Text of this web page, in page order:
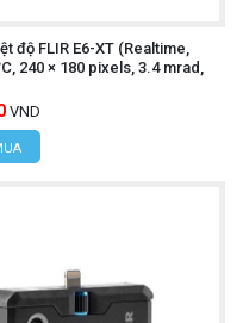
tin liên hệ:
TY TNHH THIẾT BỊ
NGUYÊN TECH - HÀ
Số nhà 15, ngõ 85,
thoại:0393.968.345 /
độ FLIR E6-XT (Realtime,
240 × 180 pixels, 3.4 mrad,
VND